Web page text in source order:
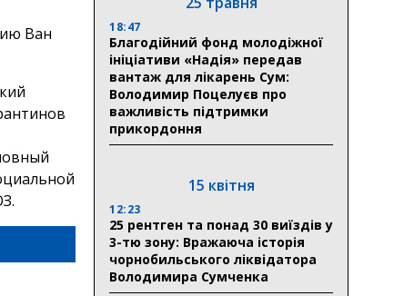
Ван
18:47
Благодійний фонд молодіжної
ініціативи «Надія» передав
вантаж для лікарень Сум:
Володимир Поцелуєв про
важливість підтримки
прикордоння
15 квітня
12:23
25 рентген та понад 30 виїздів у
3-тю зону: Вражаюча історія
чорнобильського ліквідатора
Володимира Сумченка